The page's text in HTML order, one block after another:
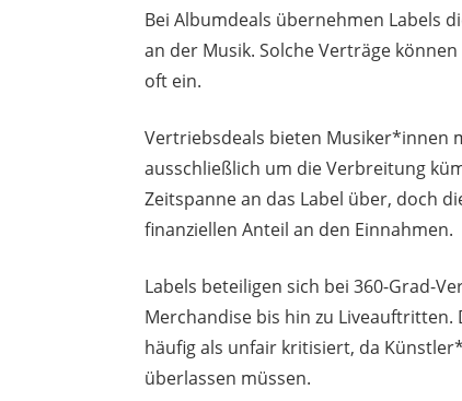
Bei Albumdeals übernehmen Labels
an der Musik. Solche Verträge
oft ein.
Vertriebsdeals bieten Musiker*innen
ausschließlich um die Verbreitung
Zeitspanne an das Label über, doch
finanziellen Anteil an den Einnahmen.
Labels beteiligen sich bei 360-Grad-
Merchandise bis hin zu
häufig als unfair kritisiert, da
überlassen müssen.